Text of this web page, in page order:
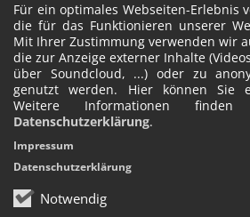
Für ein optimales Webseiten-Erlebnis
die für das Funktionieren unserer
Mit Ihrer Zustimmung verwenden wir
die zur Anzeige externer Inhalte
über Soundcloud, ...) oder zu
genutzt werden. Hier können Sie
Weitere Informationen
Datenschutzerklärung.
Notwendig
Impressum
Datenschutzerklärung